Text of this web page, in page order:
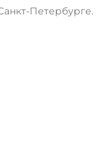
Петербурге.